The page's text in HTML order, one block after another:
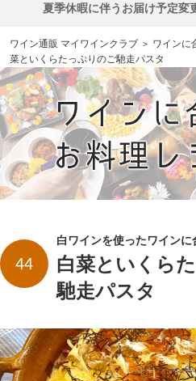
夏季休暇に伴うお届け予定
ワイン通販 マイワインクラブ ＞ ワインに
菜といくらたっぷりのご馳走パスタ
44
白ワインを使ったワインに
白菜といくら
馳走パスタ